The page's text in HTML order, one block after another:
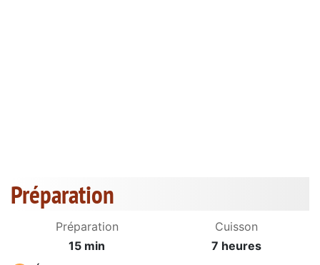
Préparation
Préparation
15 min
Cuisson
7 heures